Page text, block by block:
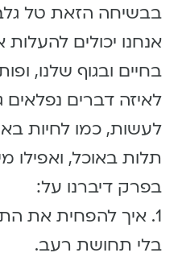
בבשיחה הזאת טל
אנחנו יכולים
בחיים ובגוף שלנו,
לאיזה דברים נפלאים
לעשות, כמו לחיות
תלות באוכל, ואפילו
בפרק דיברנו על:
1. איך להפחית את
בלי תחושת רעב.